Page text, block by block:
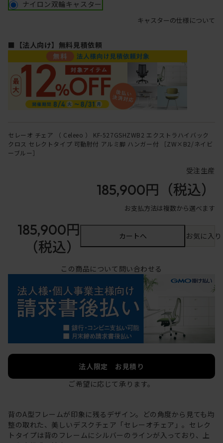
ナイロン双輪キャスター
キャスターの仕様について
■【法人向け】無料見積依頼
セレーオ チェア （ Celeeo ） KF-527GSHZWB2 エクストラハイバック
クロス セレクトタイプ 可動肘付 アルミ脚 ハンガー付 ［ZW×B2/ネイビ
ーブルー］
受注生産
185,900円 （税込）
お支払方法は複数から選べます
185,900円
（税込）
カートへ お気に入
この商品について問い合わせる
法人限定 お見積り
ご希望に応じて承ります。
背のA型フレームが印象に残るデザイン。どの角度から見ても均
整の取れた、美しいデスクチェア「セレーオチェア」。セレク
トタイプは背のフレームにシルバーのラインが入っており、上